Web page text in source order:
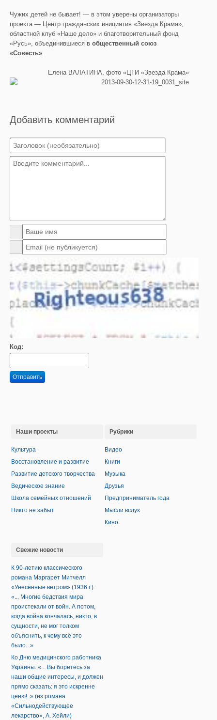
Чужих детей не бывает! — в этом уверены организаторы
проекта — Центр гражданских инициатив «Звезда Крама»,
областной клуб «Наше дело» и благотворительный фонд
«Русь», объединившиеся в общественный союз
«Совесть».
Елена ВАЛАТИНА, фото «ЦГИ «Звезда Крама»
Добавить комментарий
Код:
Отправить
Наши проекты
Культура
Восстановление и развитие
Развитие детского творчества
Ведическое знание
Школа семейных отношений
Никто не забыт
Рубрики
Видео
Книги
Музыка
Друзья
Предприниматель года
Мысли вслух
Кино
Свежие новости
К 90-летию классического
романа Маргарет Митчелл
«Унесённые ветром» (1936 г.):
«... Многие бедствия мира
проистекали от войн. А потом,
когда война кончалась, никто, в
сущности, не мог толком
объяснить, к чему всё это
было...»
Ко Дню медицинского работника
Украины: «... Вы боретесь за
наши общие интересы, и должен
прямо сказать: я это искренне
ценю!..» (из романа
«Сильнодействующее
лекарство», А. Хейли)